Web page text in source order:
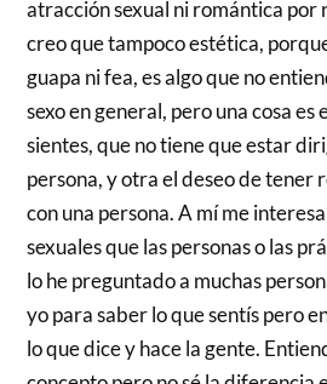
atracción sexual ni romántica por
creo que tampoco estética,
guapa ni fea, es algo que no
sexo en general, pero una cosa es
sientes, que no tiene que estar
persona, y otra el deseo de tener
con una persona. A mí me
sexuales que las personas o las
lo he preguntado a muchas
yo para saber lo que sentís pero
lo que dice y hace la gente.